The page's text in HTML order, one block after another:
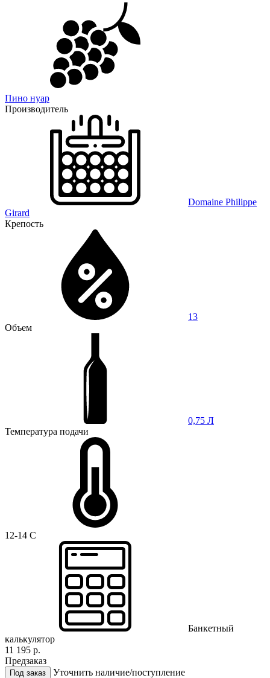
Пино нуар
Производитель
Domaine Philippe
Girard
Крепость
13
Объем
0,75 Л
Температура подачи
12-14 C
Банкетный
калькулятор
11 195 р.
Предзаказ
Под заказ
Уточнить наличие/поступление